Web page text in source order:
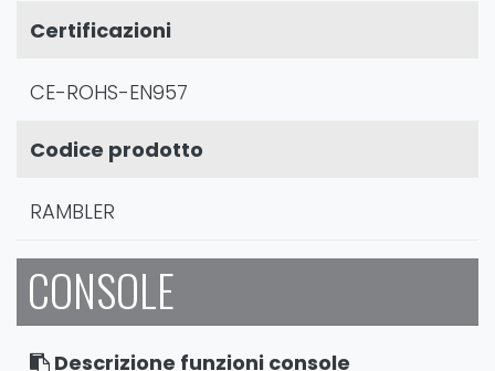
Certificazioni
CE-ROHS-EN957
Codice prodotto
RAMBLER
CONSOLE
Descrizione funzioni console